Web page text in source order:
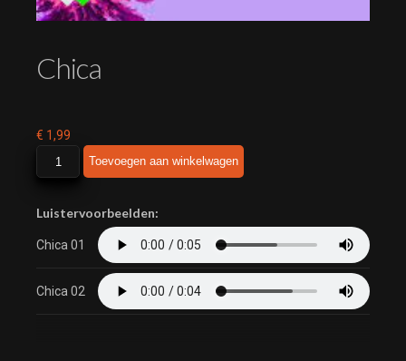
Chica
€ 1,99
aantal
Toevoegen aan winkelwagen
Luistervoorbeelden:
Chica 01
Chica 02